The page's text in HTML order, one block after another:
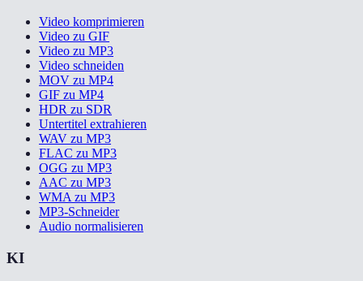
Video komprimieren
Video zu GIF
Video zu MP3
Video schneiden
MOV zu MP4
GIF zu MP4
HDR zu SDR
Untertitel extrahieren
WAV zu MP3
FLAC zu MP3
OGG zu MP3
AAC zu MP3
WMA zu MP3
MP3-Schneider
Audio normalisieren
KI